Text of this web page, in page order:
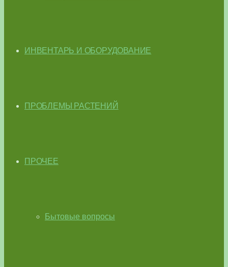
ИНВЕНТАРЬ И ОБОРУДОВАНИЕ
ПРОБЛЕМЫ РАСТЕНИЙ
ПРОЧЕЕ
Бытовые вопросы